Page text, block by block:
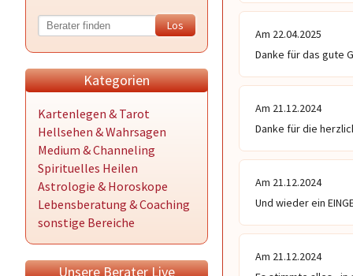
Kategorien
Kartenlegen & Tarot
Hellsehen & Wahrsagen
Medium & Channeling
Spirituelles Heilen
Astrologie & Horoskope
Lebensberatung & Coaching
sonstige Bereiche
Unsere Berater Live
Am 22.04.2025
Danke für das gute
Am 21.12.2024
Danke für die
Am 21.12.2024
Und wieder ein
Am 21.12.2024